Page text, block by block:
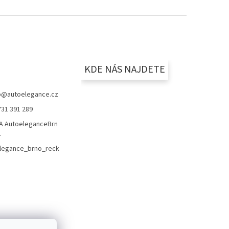
@autoelegance.cz
391 289
AutoeleganceBrn
KDE NÁS NAJDETE